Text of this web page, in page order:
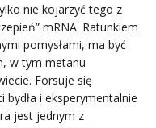
nie kojarzyć tego z
mRNA. Ratunkiem
pomysłami, ma być
w tym metanu
Forsuje się
i eksperymentalnie
jest jednym z